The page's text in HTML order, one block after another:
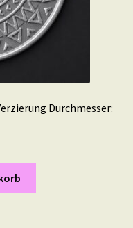
Durchmesser: